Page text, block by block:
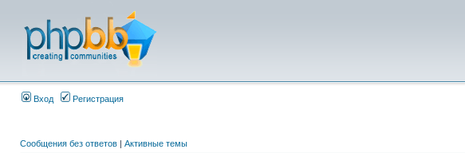
Вход Регистрация
Сообщения без ответов | Активные темы